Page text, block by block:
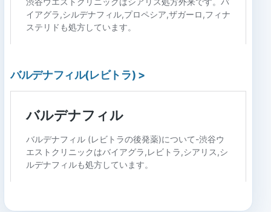
バルデナフィル(レビトラ) >